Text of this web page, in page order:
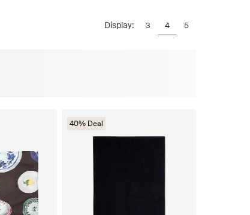
Display: 3 4 5
40% Deal